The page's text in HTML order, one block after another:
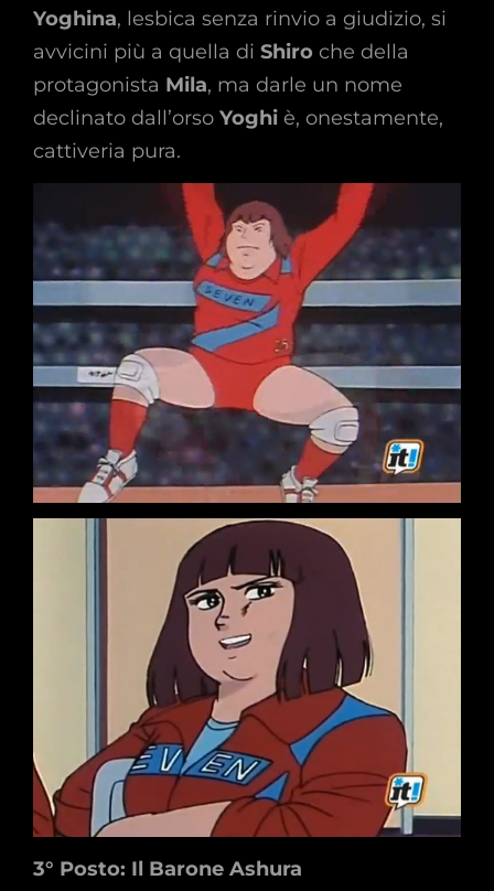
Yoghina, lesbica senza rinvio a giudizio, si
avvicini più a quella di Shiro che della
protagonista Mila, ma darle un nome
declinato dall’orso Yoghi è, onestamente,
cattiveria pura.
3° Posto: Il Barone Ashura